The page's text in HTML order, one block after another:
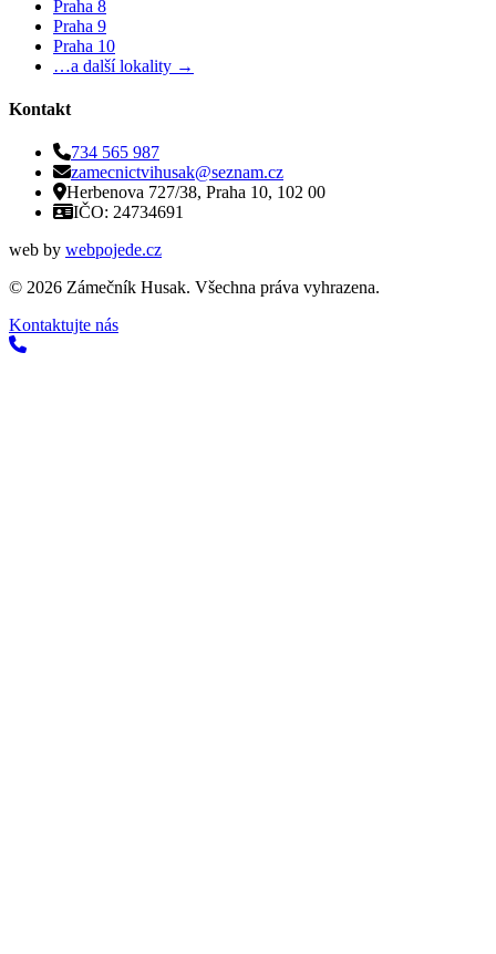
Praha 8
Praha 9
Praha 10
…a další lokality →
Kontakt
734 565 987
zamecnictvihusak@seznam.cz
Herbenova 727/38, Praha 10, 102 00
IČO: 24734691
web by webpojede.cz
© 2026 Zámečník Husak. Všechna práva vyhrazena.
Kontaktujte nás